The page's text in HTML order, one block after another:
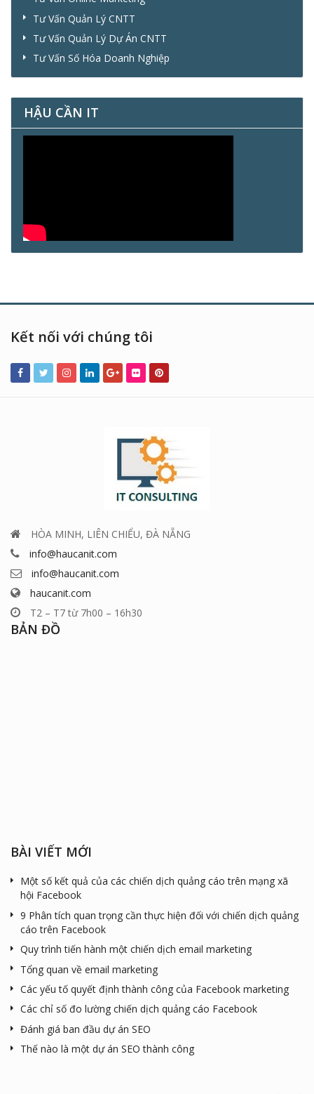
Tư Vấn Quản Lý CNTT
Tư Vấn Quản Lý Dự Án CNTT
Tư Vấn Số Hóa Doanh Nghiệp
HẬU CẦN IT
Kết nối với chúng tôi
HÒA MINH, LIÊN CHIỂU, ĐÀ NẴNG
info@haucanit.com
info@haucanit.com
haucanit.com
T2 – T7 từ 7h00 – 16h30
BẢN ĐỒ
BÀI VIẾT MỚI
Một số kết quả của các chiến dịch quảng cáo trên mạng xã
hội Facebook
9 Phân tích quan trọng cần thực hiện đối với chiến dịch quảng
cáo trên Facebook
Quy trình tiến hành một chiến dịch email marketing
Tổng quan về email marketing
Các yếu tố quyết định thành công của Facebook marketing
Các chỉ số đo lường chiến dịch quảng cáo Facebook
Đánh giá ban đầu dự án SEO
Thế nào là một dự án SEO thành công